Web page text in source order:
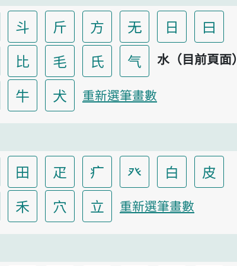
斗 斤 方 无 日
曰
比 毛 氏 气 水（目前頁面）
牛 犬 重新選筆畫數
田 疋 疒 癶 白
皮
禾 穴 立 重新選筆畫數